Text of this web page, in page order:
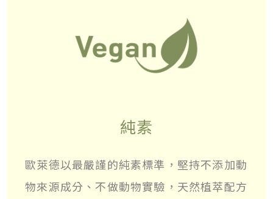
純素
歐萊德以最嚴謹的純素標準，堅持不添加動
物來源成分、不做動物實驗，天然植萃配方